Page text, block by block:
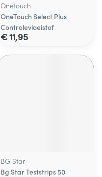
Onetouch
OneTouch Select Plus
Controlevloeistof
€ 11,95
BG Star
Bg Star Teststrips 50